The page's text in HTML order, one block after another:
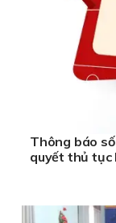
Thông báo
quyết thủ tục